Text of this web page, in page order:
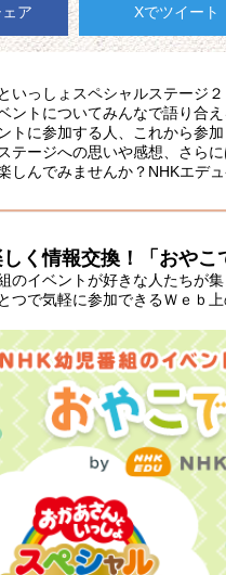
ア Xでツイート
いっしょスペシャルステージ
ントについてみんなで語り合
トに参加する人、これから参
テージへの思いや感想、さら
しんでみませんか？NHKエデ
く情報交換！「おやこ
のイベントが好きな人たちが
つで気軽に参加できるＷｅｂ